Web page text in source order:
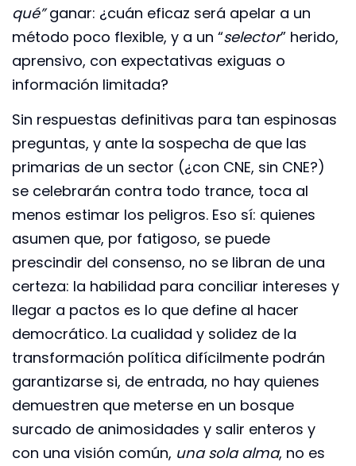
qué”ganar: ¿cuán eficaz será apelar a un
método poco flexible, y a un “selector” herido,
aprensivo, con expectativas exiguas o
información limitada?
Sin respuestas definitivas para tan espinosas
preguntas, y ante la sospecha de que las
primarias de un sector (¿con CNE, sin CNE?)
se celebrarán contra todo trance, toca al
menos estimar los peligros. Eso sí: quienes
asumen que, por fatigoso, se puede
prescindir del consenso, no se libran de una
certeza: la habilidad para conciliar intereses y
llegar a pactos es lo que define al hacer
democrático. La cualidad y solidez de la
transformación política difícilmente podrán
garantizarse si, de entrada, no hay quienes
demuestren que meterse en un bosque
surcado de animosidades y salir enteros y
con una visión común, una sola alma, no es